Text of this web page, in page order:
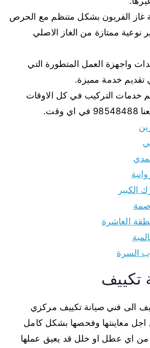
غاز الفريون بشكل متنظم مع الحرص
نوعية ممتازة من الغاز الاصلي
واجهزة العمل المتطورة التي
تقديم خدمة مميزة.
خدمات التركيب في كل الاوقات
وقت.
الكبير
العاشرة
السرة
تكييف
الى فني صيانة تكييف مركزي
معاينتها وفحصها بشكل كامل
من اي عطل او خلل قد يعيق عملها